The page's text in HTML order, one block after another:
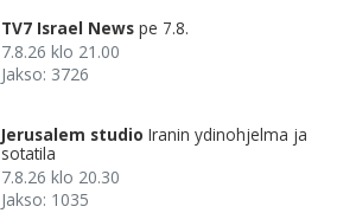
TV7 Israel News pe 7.8.
7.8.26 klo 21.00
Jakso: 3726
Jerusalem studio Iranin ydinohjelma ja
sotatila
7.8.26 klo 20.30
Jakso: 1035